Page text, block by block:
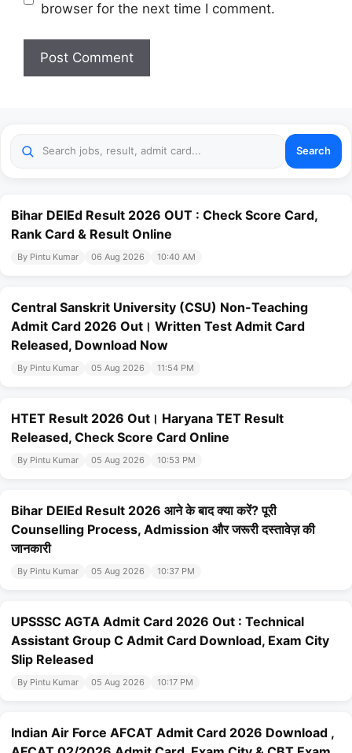
browser for the next time I comment.
Search
Bihar DElEd Result 2026 OUT : Check Score Card,
Rank Card & Result Online
By Pintu Kumar 06 Aug 2026 10:40 AM
Central Sanskrit University (CSU) Non-Teaching
Admit Card 2026 Out। Written Test Admit Card
Released, Download Now
By Pintu Kumar 05 Aug 2026 11:54 PM
HTET Result 2026 Out। Haryana TET Result
Released, Check Score Card Online
By Pintu Kumar 05 Aug 2026 10:53 PM
Bihar DElEd Result 2026 आने के बाद क्या करें? पूरी
Counselling Process, Admission और जरूरी दस्तावेज़ की
जानकारी
By Pintu Kumar 05 Aug 2026 10:37 PM
UPSSSC AGTA Admit Card 2026 Out : Technical
Assistant Group C Admit Card Download, Exam City
Slip Released
By Pintu Kumar 05 Aug 2026 10:17 PM
Indian Air Force AFCAT Admit Card 2026 Download ,